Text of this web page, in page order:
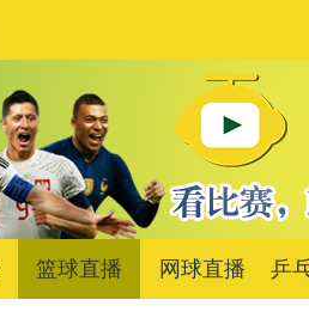
篮球直播 网球直播 乒